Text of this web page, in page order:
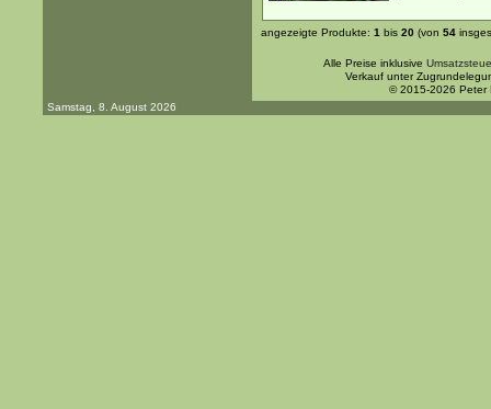
angezeigte Produkte: 1 bis 20 (von 54
Alle Preise inklusive
Verkauf unter
© 2015-2026 Peter
Samstag, 8. August 2026